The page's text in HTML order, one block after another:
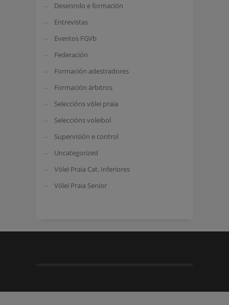
Desenrolo e formación
Entrevistas
Eventos FGVb
Federación
Formación adestradores
Formación árbitros
Seleccións vólei praia
Seleccións voleibol
Supervisión e control
Uncategorized
Vólei Praia Cat. Inferiores
Vólei Praia Senior